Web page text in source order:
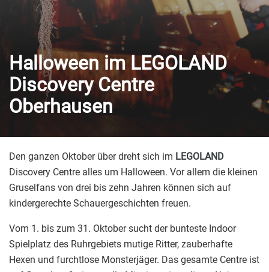
Halloween im LEGOLAND
Discovery Centre
Oberhausen
Den ganzen Oktober über dreht sich im LEGOLAND
Discovery Centre alles um Halloween. Vor allem die kleinen
Gruselfans von drei bis zehn Jahren können sich auf
kindergerechte Schauergeschichten freuen.
Vom 1. bis zum 31. Oktober sucht der bunteste Indoor
Spielplatz des Ruhrgebiets mutige Ritter, zauberhafte
Hexen und furchtlose Monsterjäger. Das gesamte Centre ist